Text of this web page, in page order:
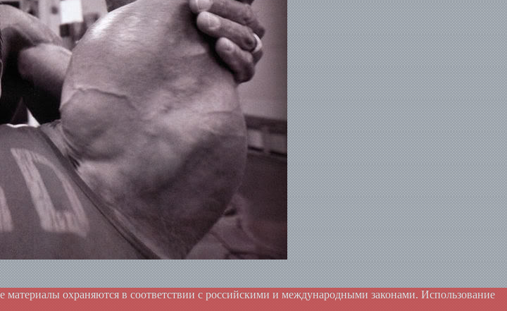
охраняются в соответствии с российскими и международными законами. Использование